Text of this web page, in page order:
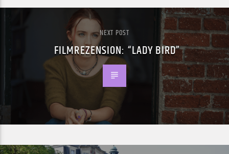
NEXT POST
FILMREZENSION: “LADY BIRD”